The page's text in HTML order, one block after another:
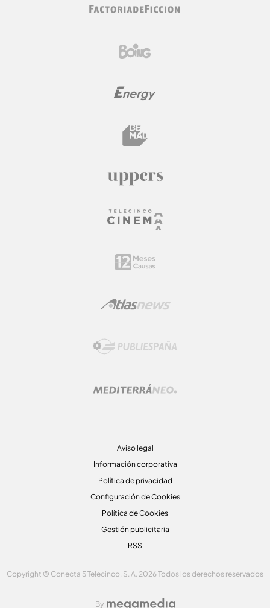
Aviso legal
Información corporativa
Política de privacidad
Configuración de Cookies
Política de Cookies
Gestión publicitaria
RSS
Copyright © Conecta 5 Telecinco, S. A. 2026 Todos los derechos reservados
By